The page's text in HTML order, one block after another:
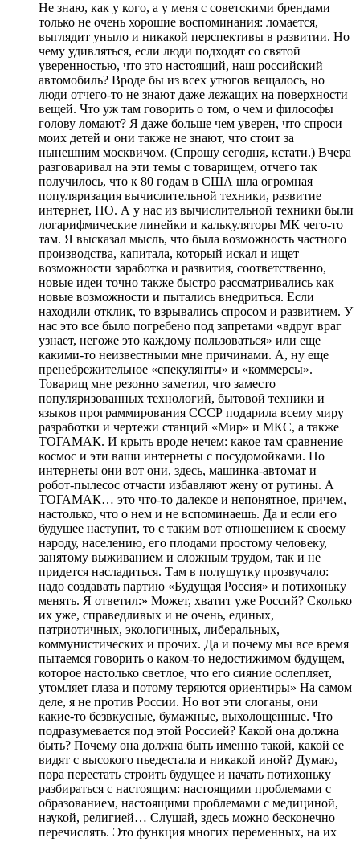
Не знаю, как у кого, а у меня с советскими брендами
только не очень хорошие воспоминания: ломается,
выглядит уныло и никакой перспективы в развитии. Но
чему удивляться, если люди подходят со святой
уверенностью, что это настоящий, наш российский
автомобиль? Вроде бы из всех утюгов вещалось, но
люди отчего-то не знают даже лежащих на поверхности
вещей. Что уж там говорить о том, о чем и философы
голову ломают? Я даже больше чем уверен, что спроси
моих детей и они также не знают, что стоит за
нынешним москвичом. (Спрошу сегодня, кстати.) Вчера
разговаривал на эти темы с товарищем, отчего так
получилось, что к 80 годам в США шла огромная
популяризация вычислительной техники, развитие
интернет, ПО. А у нас из вычислительной техники были
логарифмические линейки и калькуляторы МК чего-то
там. Я высказал мысль, что была возможность частного
производства, капитала, который искал и ищет
возможности заработка и развития, соответственно,
новые идеи точно также быстро рассматривались как
новые возможности и пытались внедриться. Если
находили отклик, то взрывались спросом и развитием. У
нас это все было погребено под запретами «вдруг враг
узнает, негоже это каждому пользоваться» или еще
какими-то неизвестными мне причинами. А, ну еще
пренебрежительное «спекулянты» и «коммерсы».
Товарищ мне резонно заметил, что заместо
популяризованных технологий, бытовой техники и
языков программирования СССР подарила всему миру
разработки и чертежи станций «Мир» и МКС, а также
ТОГАМАК. И крыть вроде нечем: какое там сравнение
космос и эти ваши интернеты с посудомойками. Но
интернеты они вот они, здесь, машинка-автомат и
робот-пылесос отчасти избавляют жену от рутины. А
ТОГАМАК… это что-то далекое и непонятное, причем,
настолько, что о нем и не вспоминаешь. Да и если его
будущее наступит, то с таким вот отношением к своему
народу, населению, его плодами простому человеку,
занятому выживанием и сложным трудом, так и не
придется насладиться. Там в полушутку прозвучало:
надо создавать партию «Будущая Россия» и потихоньку
менять. Я ответил:» Может, хватит уже Россий? Сколько
их уже, справедливых и не очень, единых,
патриотичных, экологичных, либеральных,
коммунистических и прочих. Да и почему мы все время
пытаемся говорить о каком-то недостижимом будущем,
которое настолько светлое, что его сияние ослепляет,
утомляет глаза и потому теряются ориентиры» На самом
деле, я не против России. Но вот эти слоганы, они
какие-то безвкусные, бумажные, выхолощенные. Что
подразумевается под этой Россией? Какой она должна
быть? Почему она должна быть именно такой, какой ее
видят с высокого пьедестала и никакой иной? Думаю,
пора перестать строить будущее и начать потихоньку
разбираться с настоящим: настоящими проблемами с
образованием, настоящими проблемами с медициной,
наукой, религией… Слушай, здесь можно бесконечно
перечислять. Это функция многих переменных, на их